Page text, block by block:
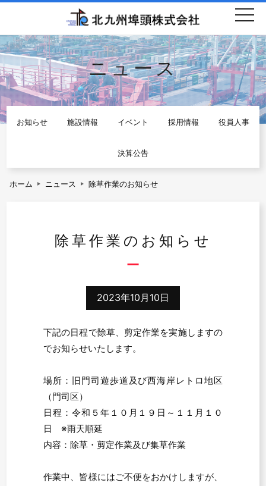
ニュース
お知らせ 施設情報 イベント 採用情報 役員人事
決算公告
ホーム ニュース 除草作業のお知らせ
除草作業のお知らせ
2023年10月10日
下記の日程で除草、剪定作業を実施しますの
でお知らせいたします。
場所：旧門司遊歩道及び西海岸レトロ地区
（門司区）
日程：令和５年１０月１９日～１１月１０
日 ※雨天順延
内容：除草・剪定作業及び集草作業
作業中、皆様にはご不便をおかけしますが、